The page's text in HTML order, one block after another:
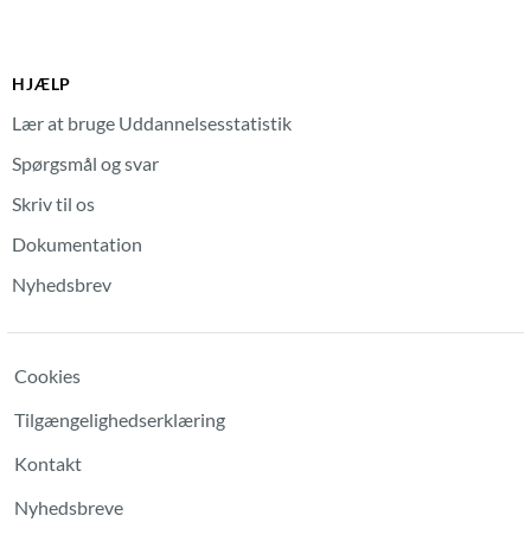
HJÆLP
Lær at bruge Uddannelsesstatistik
Spørgsmål og svar
Skriv til os
Dokumentation
Nyhedsbrev
Cookies
Tilgængelighedserklæring
Kontakt
Nyhedsbreve